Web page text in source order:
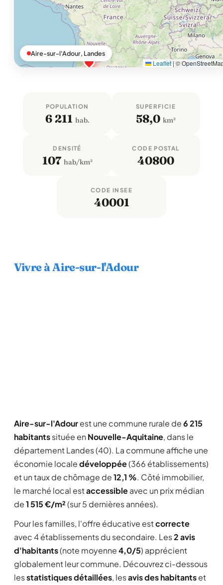
Leaflet|©
Aire-sur-l'Adour, Landes
POPULATION
6 211 hab.
SUPERFICIE
58,0 km²
DENSITÉ
107 hab/km²
CODE POSTAL
40800
CODE INSEE
40001
Vivre à Aire-sur-l'Adour
Aire-sur-l'Adourest une commune rurale de6 215
habitantssituée en Nouvelle-Aquitaine, dans le
département Landes (40). La commune affiche une
économie localedéveloppée(366 établissements)
et un taux de chômage de12,1 %. Côté immobilier,
le marché local estaccessibleavec un prix médian
de1 515 €/m²(sur 5 dernières années).
Pour les familles, l'offre éducative estcorrecte
avec 4 établissements du secondaire. Les2 avis
d'habitants(note moyenne4,0/5) apprécient
globalement leur commune. Découvrez ci-dessous
lesstatistiques détaillées, lesavis des habitantset